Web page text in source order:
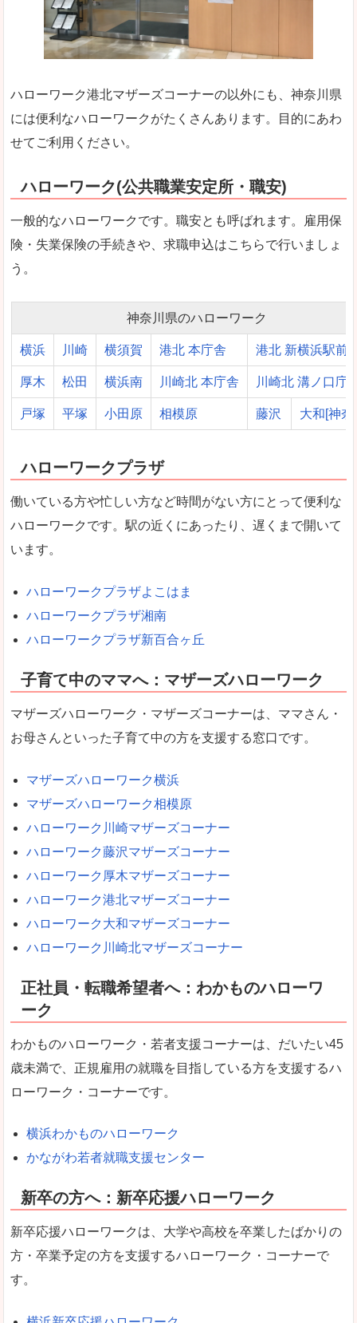
ハローワーク港北マザーズコーナーの以外にも、神奈川県
には便利なハローワークがたくさんあります。目的にあわ
せてご利用ください。
ハローワーク(公共職業安定所・職安)
一般的なハローワークです。職安とも呼ばれます。雇用保
険・失業保険の手続きや、求職申込はこちらで行いましょ
う。
神奈川県のハローワーク
横浜 川崎 横須賀 港北 本庁舎 港北 新横浜駅前
厚木 松田 横浜南 川崎北 本庁舎 川崎北 溝ノ口庁
戸塚 平塚 小田原 相模原 藤沢 大和[神奈
ハローワークプラザ
働いている方や忙しい方など時間がない方にとって便利な
ハローワークです。駅の近くにあったり、遅くまで開いて
います。
ハローワークプラザよこはま
ハローワークプラザ湘南
ハローワークプラザ新百合ヶ丘
子育て中のママへ：マザーズハローワーク
マザーズハローワーク・マザーズコーナーは、ママさん・
お母さんといった子育て中の方を支援する窓口です。
マザーズハローワーク横浜
マザーズハローワーク相模原
ハローワーク川崎マザーズコーナー
ハローワーク藤沢マザーズコーナー
ハローワーク厚木マザーズコーナー
ハローワーク港北マザーズコーナー
ハローワーク大和マザーズコーナー
ハローワーク川崎北マザーズコーナー
正社員・転職希望者へ：わかものハローワ
ーク
わかものハローワーク・若者支援コーナーは、だいたい45
歳未満で、正規雇用の就職を目指している方を支援するハ
ローワーク・コーナーです。
横浜わかものハローワーク
かながわ若者就職支援センター
新卒の方へ：新卒応援ハローワーク
新卒応援ハローワークは、大学や高校を卒業したばかりの
方・卒業予定の方を支援するハローワーク・コーナーで
す。